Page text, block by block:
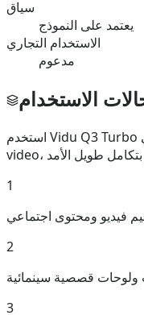
سياق
يعتمد على النموذج
الاستخدام التجاري
مدعوم
الاستخدام
استخدم Vidu Q3 Turbo في سير عمل إنتاجي يناسب إمكانياته في
1
فيديو ومحتوى اجتماعي
2
قصصية سينمائية
3